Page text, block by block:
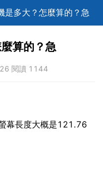
是多大？怎麼算的？急
算的？急
閱讀 1144
幕長度大概是121.76